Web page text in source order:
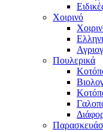
Χοιρινό
Πουλερικά